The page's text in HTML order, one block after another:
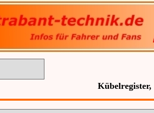
Kübelregister,